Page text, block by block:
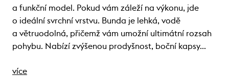
a funkční model. Pokud vám záleží na výkonu, jde
o ideální svrchní vrstvu. Bunda je lehká, vodě
a větruodolná, přičemž vám umožní ultimátní rozsah
pohybu. Nabízí zvýšenou prodyšnost, boční kapsy…
více